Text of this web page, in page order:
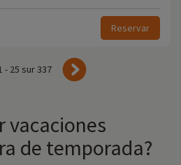
Reservar
- 25 sur 337
vacaciones
de temporada?